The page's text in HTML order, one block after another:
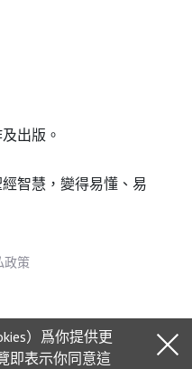
出版。
智慧，變得易懂、易
政策
）爲你提供更
即表示你同意這